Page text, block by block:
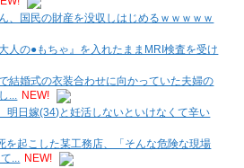
、国民の財産を没収しはじめるｗｗｗｗｗ
人の●もちゃ』を入れたままMRI検査を受け
結婚式の衣装合わせに向かっていた夫婦の
... NEW!
明日嫁(34)と妊活しないといけなくて辛い
を起こした某工務店、「そんな危険な現場
... NEW!